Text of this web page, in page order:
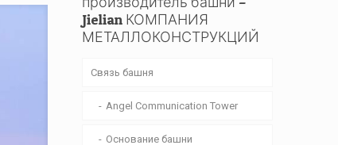
Jielian КОМПАНИЯ
МЕТАЛЛОКОНСТРУКЦИЙ
Связь башня
Angel Communication Tower
Основание башни